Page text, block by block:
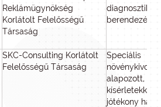
Reklámügynökség
Korlátolt Felelősségű
Társaság
berendezés
SKC-Consulting Korlátolt
Felelősségű Társaság
Speciális
alapozott, in
kísérletekkel
jótékony